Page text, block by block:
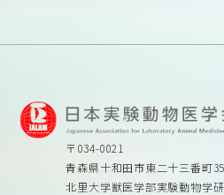
〒034-0021
青森県十和田市東二十三番町
北里大学獣医学部実験動物学